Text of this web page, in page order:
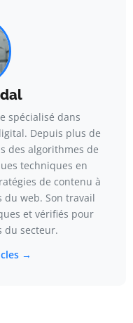
spécialisé dans
Depuis plus de
des algorithmes de
techniques en
de contenu à
web. Son travail
et vérifiés pour
du secteur.
→